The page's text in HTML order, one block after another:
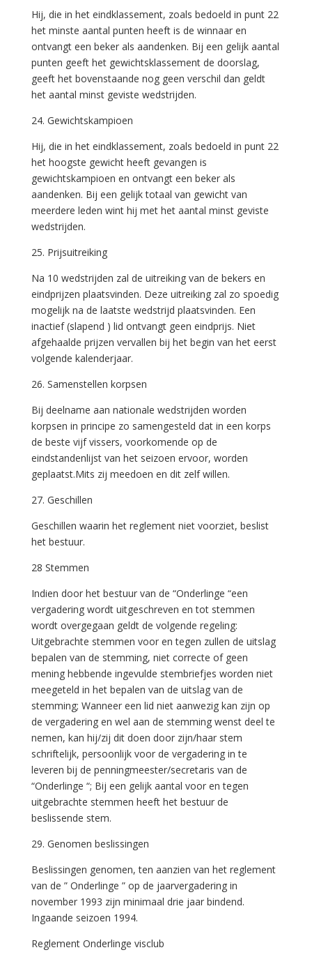
Hij, die in het eindklassement, zoals bedoeld in punt 22
het minste aantal punten heeft is de winnaar en
ontvangt een beker als aandenken. Bij een gelijk aantal
punten geeft het gewichtsklassement de doorslag,
geeft het bovenstaande nog geen verschil dan geldt
het aantal minst geviste wedstrijden.
24. Gewichtskampioen
Hij, die in het eindklassement, zoals bedoeld in punt 22
het hoogste gewicht heeft gevangen is
gewichtskampioen en ontvangt een beker als
aandenken. Bij een gelijk totaal van gewicht van
meerdere leden wint hij met het aantal minst geviste
wedstrijden.
25. Prijsuitreiking
Na 10 wedstrijden zal de uitreiking van de bekers en
eindprijzen plaatsvinden. Deze uitreiking zal zo spoedig
mogelijk na de laatste wedstrijd plaatsvinden. Een
inactief (slapend ) lid ontvangt geen eindprijs. Niet
afgehaalde prijzen vervallen bij het begin van het eerst
volgende kalenderjaar.
26. Samenstellen korpsen
Bij deelname aan nationale wedstrijden worden
korpsen in principe zo samengesteld dat in een korps
de beste vijf vissers, voorkomende op de
eindstandenlijst van het seizoen ervoor, worden
geplaatst.Mits zij meedoen en dit zelf willen.
27. Geschillen
Geschillen waarin het reglement niet voorziet, beslist
het bestuur.
28 Stemmen
Indien door het bestuur van de “Onderlinge “een
vergadering wordt uitgeschreven en tot stemmen
wordt overgegaan geldt de volgende regeling:
Uitgebrachte stemmen voor en tegen zullen de uitslag
bepalen van de stemming, niet correcte of geen
mening hebbende ingevulde stembriefjes worden niet
meegeteld in het bepalen van de uitslag van de
stemming; Wanneer een lid niet aanwezig kan zijn op
de vergadering en wel aan de stemming wenst deel te
nemen, kan hij/zij dit doen door zijn/haar stem
schriftelijk, persoonlijk voor de vergadering in te
leveren bij de penningmeester/secretaris van de
“Onderlinge “; Bij een gelijk aantal voor en tegen
uitgebrachte stemmen heeft het bestuur de
beslissende stem.
29. Genomen beslissingen
Beslissingen genomen, ten aanzien van het reglement
van de ” Onderlinge ” op de jaarvergadering in
november 1993 zijn minimaal drie jaar bindend.
Ingaande seizoen 1994.
Reglement Onderlinge visclub